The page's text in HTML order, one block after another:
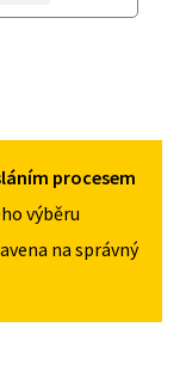
procesem
výběru
na správný